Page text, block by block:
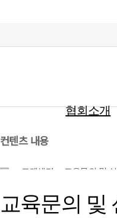
컨텐츠 내용
고객센터 교육문의 및
교육문의 및
협회소개